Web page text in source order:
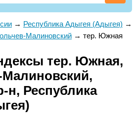
→ Республика Адыгея (Адыгея) →
Малиновский → тер. Южная
тер. Южная,
н, Республика